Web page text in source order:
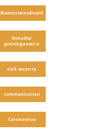
Brennisteinsdíoxíð
búnaður
greiningasveita
civil security
communication
Coronavirus